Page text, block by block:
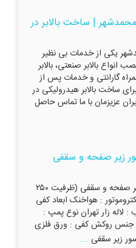
| ساخت بالابر در
یکی از خدمات بی نظیر
بالابر صنعتی، بالابر
گارانتی و خدمات پس از
ساخت بالابر هیدرولیکی در
عزیزمان با ما تماس حاصل
زیر صفحه و سقفی
بالابر فروشگاهی همراه سنسور زیر صفحه و سقفی (ظرفیت ۲۵۰
سانتیمتر الکتروموتور : هواخنک ابعاد کفی
نصب : لاله زار تهران نوع پمپ :
جنس روکش کفی : ورق فلزی
زیر سقفی ...